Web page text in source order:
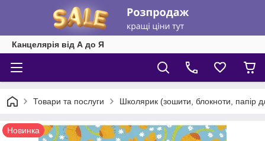
Канцелярія від А до Я
Товари та послуги Школярик (зошити, блокноти, папір
Новинка